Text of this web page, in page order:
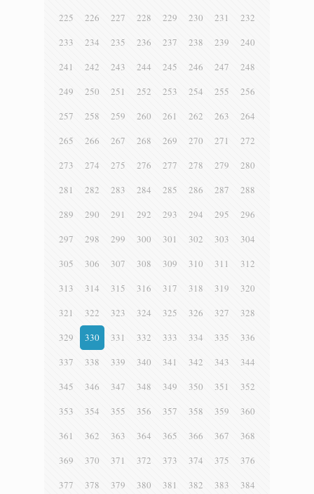
225
226 227 228 229 230 231
232
233
234 235 236 237 238 239
240
241
242 243 244 245 246 247
248
249
250 251 252 253 254 255
256
257
258 259 260 261 262 263
264
265
266 267 268 269 270 271
272
273
274 275 276 277 278 279
280
281
282 283 284 285 286 287
288
289
290 291 292 293 294 295
296
297
298 299 300 301 302 303
304
305
306 307 308 309 310 311
312
313
314 315 316 317 318 319
320
321
322 323 324 325 326 327
328
329
330 331 332 333 334 335
336
337
338 339 340 341 342 343
344
345
346 347 348 349 350 351
352
353
354 355 356 357 358 359
360
361
362 363 364 365 366 367
368
369
370 371 372 373 374 375
376
377
378 379 380 381 382 383 384